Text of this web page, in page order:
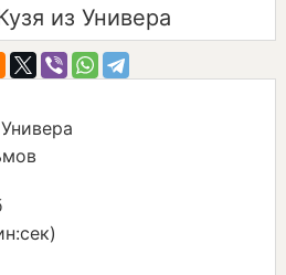
из Универа